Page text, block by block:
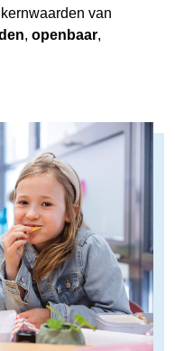
van
, openbaar,